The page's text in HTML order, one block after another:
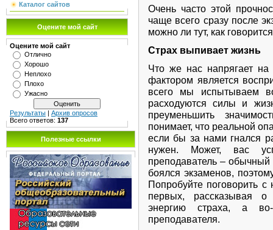
Каталог сайтов
Оцените мой сайт
Оцените мой сайт
Отлично
Хорошо
Неплохо
Плохо
Ужасно
Результаты | Архив опросов
Всего ответов: 137
Полезные ссылки
• Чередуй занятия и
минут — перерыв. Можно
цветы, сделать зарядку,
• Не надо стремиться к
наизусть весь учебник.
счет составления
Планы полезны и потому,
повторении материала.
• Выполняй как можно
по этому предмету.
конструкциями тестовых
• Тренируйся с
тестов (на задания в
задание).
• Готовясь к
справишься, а, напротив,
• Оставь один день
повторить все планы
трудных вопроса.
Очень часто этой
чаще всего сразу после
можно ли тут, как
Страх выпивает жизнь
Что же нас напрягает
фактором является
всего мы испытываем
расходуются силы и
преуменьшить
понимает, что реальной
если бы за нами гнался
нужен. Может, вас
преподаватель –
боялся экзаменов,
Попробуйте поговорить
первых, рассказывая о
энергию страха, а во-
преподавателя.